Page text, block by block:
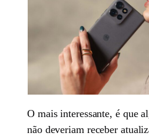
O mais interessante, é que
não deveriam receber